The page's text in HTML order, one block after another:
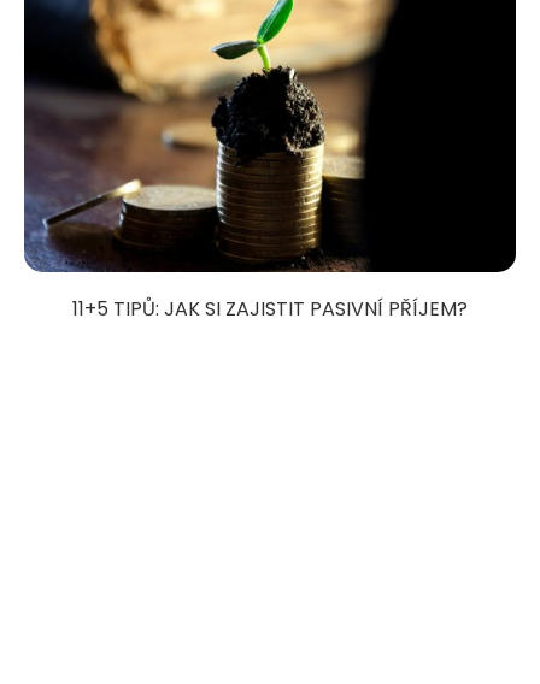
11+5 TIPŮ: JAK SI ZAJISTIT PASIVNÍ PŘÍJEM?